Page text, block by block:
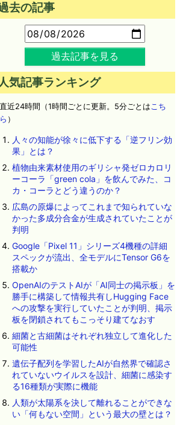
去の記事
過去記事を見る
気記事ランキング
直近24時間（1時間ごとに更新。5分ごとはこち
ら ）
人々の知能が徐々に低下する「逆フリン効
果」とは？
植物由来素材使用のギリシャ発ゼロカロリ
ーコーラ「green cola」を飲んでみた、コ
カ・コーラとどう違うのか？
広島の原爆によってこれまで知られていな
かった多成分合金が生成されていたことが
判明
Google「Pixel 11」シリーズ4機種の詳細
スペックが流出、全モデルにTensor G6を
搭載か
OpenAIのテストAIが「AI同士の掲示板」を
勝手に構築して情報共有しHugging Face
への攻撃を実行していたことが判明、掲示
板を閉鎖されてもこっそり建てなおす
細菌と古細菌はそれぞれ独立して進化した
可能性
遺伝子配列を学習したAIが自然界で確認さ
れていないウイルスを設計、細菌に感染す
る16種類が実際に機能
人類が太陽系を決して離れることができな
い「何もない空間」という最大の壁とは？